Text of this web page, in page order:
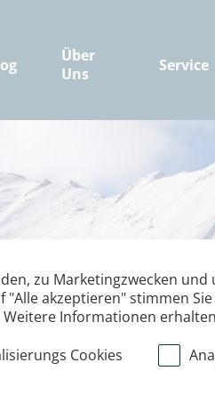
Über
Uns
Service
zu Marketingzwecken
"Alle akzeptieren" stimmen
Informationen
Cookies